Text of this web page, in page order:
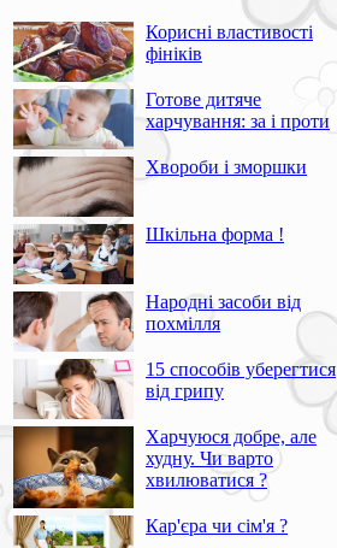
Корисні властивості
фініків
Готове дитяче
харчування: за і проти
Хвороби і зморшки
Шкільна форма !
Народні засоби від
похмілля
15 способів уберегтися
від грипу
Харчуюся добре, але
худну. Чи варто
хвилюватися ?
Кар'єра чи сім'я ?